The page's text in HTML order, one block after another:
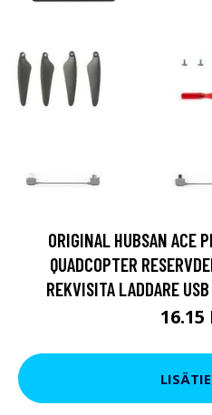
ORIGINAL HUBSAN ACE
QUADCOPTER
REKVISITA LADDARE
16.15